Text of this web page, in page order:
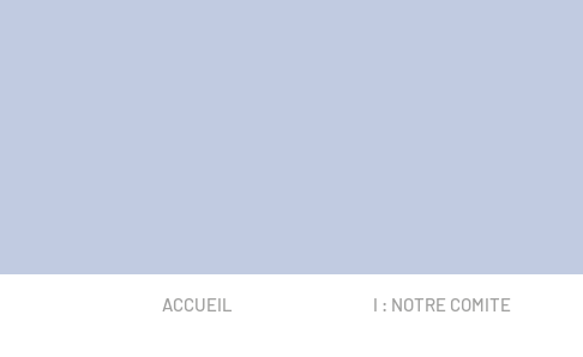
ACCUEIL I : NOTRE COMITE